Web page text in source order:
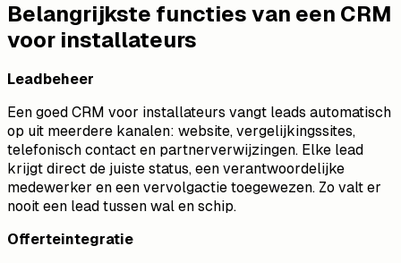
Belangrijkste functies van een CRM
voor installateurs
Leadbeheer
Een goed CRM voor installateurs vangt leads automatisch
op uit meerdere kanalen: website, vergelijkingssites,
telefonisch contact en partnerverwijzingen. Elke lead
krijgt direct de juiste status, een verantwoordelijke
medewerker en een vervolgactie toegewezen. Zo valt er
nooit een lead tussen wal en schip.
Offerteintegratie